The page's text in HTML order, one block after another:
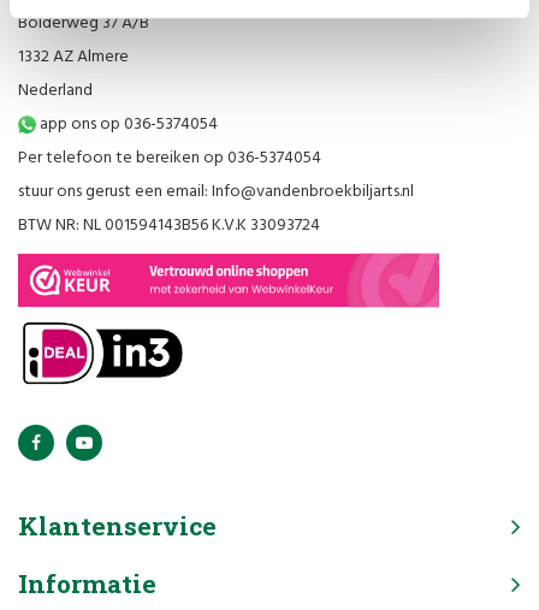
Bolderweg 37 A/B
1332 AZ Almere
Nederland
app ons op 036-5374054
Per telefoon te bereiken op 036-5374054
stuur ons gerust een email:Info@vandenbroekbiljarts.nl
BTW NR: NL 001594143B56 K.V.K 33093724
Klantenservice
Informatie